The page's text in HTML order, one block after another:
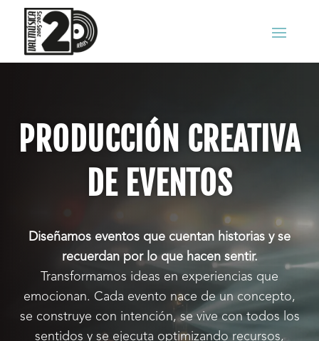
PRODUCCIÓN CREATIVA
DE EVENTOS
Diseñamos eventos que cuentan historias y se
recuerdan por lo que hacen sentir.
Transformamos ideas en experiencias que
emocionan. Cada evento nace de un concepto,
se construye con intención, se vive con todos los
sentidos y se ejecuta optimizando recursos,